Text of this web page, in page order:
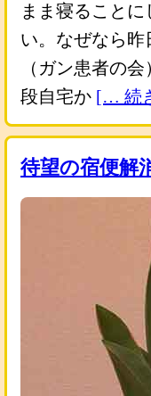
まま寝ること
い。なぜなら
（ガン患者の
段自宅か [… 続
待望の宿便解